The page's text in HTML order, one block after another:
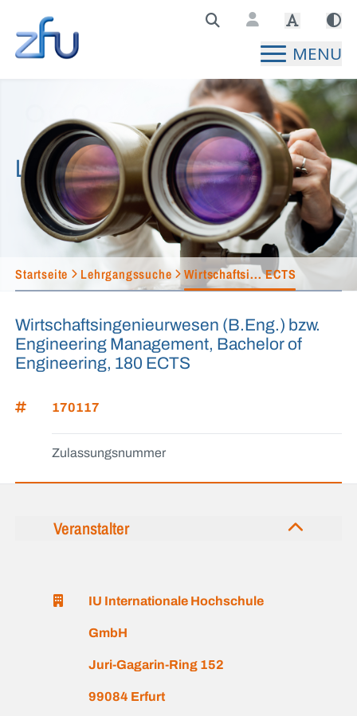
Zentralstelle für Fernunterricht Hauptseite
MENU
Lehrgangssuche
Startseite Lehrgangssuche Wirtschaftsi... ECTS
Wirtschaftsingenieurwesen (B.Eng.) bzw.
Engineering Management, Bachelor of
Engineering, 180 ECTS
170117
Zulassungsnummer
Veranstalter
IU Internationale Hochschule
GmbH
Juri-Gagarin-Ring 152
99084 Erfurt